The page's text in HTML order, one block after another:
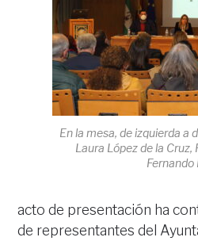
En la mesa, de izquierda a
Laura López de la
Fernando
acto de presentación ha
de representantes del